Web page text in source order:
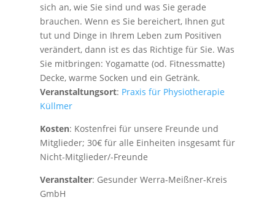
sich an, wie Sie sind und was Sie gerade
brauchen. Wenn es Sie bereichert, Ihnen gut
tut und Dinge in Ihrem Leben zum Positiven
verändert, dann ist es das Richtige für Sie. Was
Sie mitbringen: Yogamatte (od. Fitnessmatte)
Decke, warme Socken und ein Getränk.
Veranstaltungsort: Praxis für Physiotherapie
Küllmer
Kosten: Kostenfrei für unsere Freunde und
Mitglieder; 30€ für alle Einheiten insgesamt für
Nicht-Mitglieder/-Freunde
Veranstalter: Gesunder Werra-Meißner-Kreis
GmbH